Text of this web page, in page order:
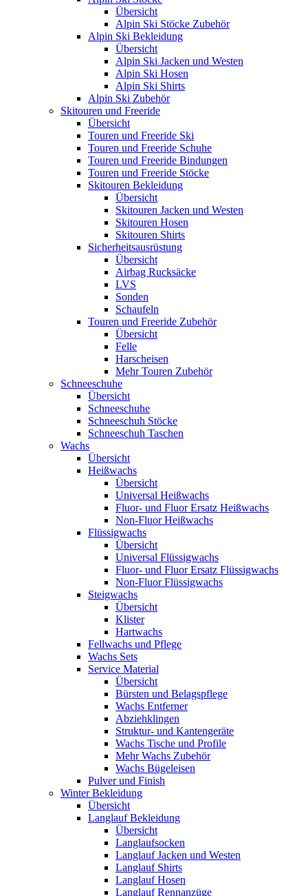
Übersicht
Alpin Ski Stöcke Zubehör
Alpin Ski Bekleidung
Übersicht
Alpin Ski Jacken und Westen
Alpin Ski Hosen
Alpin Ski Shirts
Alpin Ski Zubehör
Skitouren und Freeride
Übersicht
Touren und Freeride Ski
Touren und Freeride Schuhe
Touren und Freeride Bindungen
Touren und Freeride Stöcke
Skitouren Bekleidung
Übersicht
Skitouren Jacken und Westen
Skitouren Hosen
Skitouren Shirts
Sicherheitsausrüstung
Übersicht
Airbag Rucksäcke
LVS
Sonden
Schaufeln
Touren und Freeride Zubehör
Übersicht
Felle
Harscheisen
Mehr Touren Zubehör
Schneeschuhe
Übersicht
Schneeschuhe
Schneeschuh Stöcke
Schneeschuh Taschen
Wachs
Übersicht
Heißwachs
Übersicht
Universal Heißwachs
Fluor- und Fluor Ersatz Heißwachs
Non-Fluor Heißwachs
Flüssigwachs
Übersicht
Universal Flüssigwachs
Fluor- und Fluor Ersatz Flüssigwachs
Non-Fluor Flüssigwachs
Steigwachs
Übersicht
Klister
Hartwachs
Fellwachs und Pflege
Wachs Sets
Service Material
Übersicht
Bürsten und Belagspflege
Wachs Entferner
Abziehklingen
Struktur- und Kantengeräte
Wachs Tische und Profile
Mehr Wachs Zubehör
Wachs Bügeleisen
Pulver und Finish
Winter Bekleidung
Übersicht
Langlauf Bekleidung
Übersicht
Langlaufsocken
Langlauf Jacken und Westen
Langlauf Shirts
Langlauf Hosen
Langlauf Rennanzüge